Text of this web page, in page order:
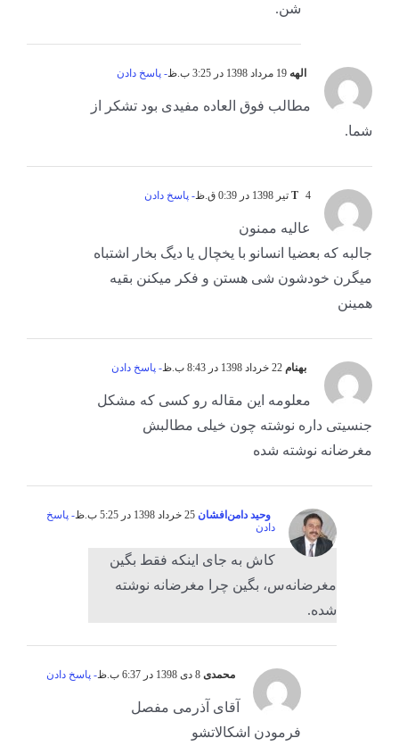
شن.
الهه - پاسخ دادن
مطالب فوق العاده مفیدی بود تشکر از
شما.
T 4 تیر 1398 در 0:39 ق.ظ - پاسخ دادن
عالیه ممنون
جالبه که بعضیا انسانو با یخچال یا دیگ بخار اشتباه
میگرن خودشون شی هستن و فکر میکنن بقیه
همینن
بهنام - پاسخ دادن
معلومه این مقاله رو کسی که مشکل
جنسیتی داره نوشته چون خیلی مطالبش
مغرضانه نوشته شده
وحید دامن‌افشان
- پاسخ
دادن
کاش به جای اینکه فقط بگین
مغرضانه‌س، بگین چرا مغرضانه‌ نوشته
شده.
محمدی - پاسخ دادن
آقای آذرمی مفصل
فرمودن اشکالاتشو